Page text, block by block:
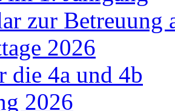
zur Betreuung
2026
die 4a und 4b
2026